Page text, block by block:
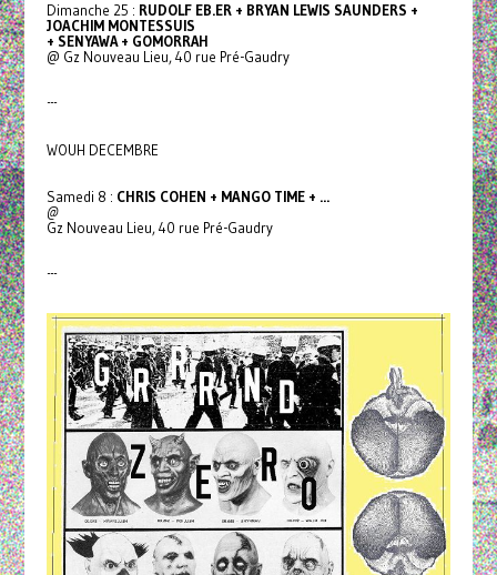
Dimanche 25 : RUDOLF EB.ER + BRYAN LEWIS SAUNDERS +
JOACHIM MONTESSUIS
+ SENYAWA + GOMORRAH
@ Gz Nouveau Lieu, 40 rue Pré-Gaudry
---
WOUH DECEMBRE
Samedi 8 : CHRIS COHEN + MANGO TIME + ...
@
Gz Nouveau Lieu, 40 rue Pré-Gaudry
---